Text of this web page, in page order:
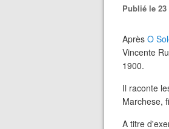
Publié le
Après O
Vincente
1900.
Il raconte
Marchese,
A titre